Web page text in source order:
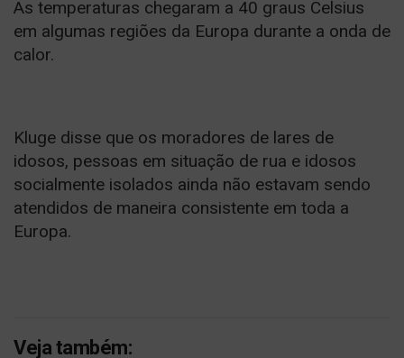
As temperaturas chegaram a 40 graus Celsius
em algumas regiões da Europa durante a onda de
calor.
Kluge disse que os moradores de lares de
idosos, pessoas em situação de rua e idosos
socialmente isolados ainda não estavam sendo
atendidos de maneira consistente em toda a
Europa.
Veja também: